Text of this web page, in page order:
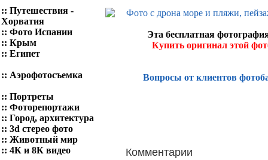
:: Путешествия -
Хорватия
:: Фото Испании
:: Крым
:: Египет
:: Аэрофотосъемка
:: Портреты
:: Фоторепортажи
:: Город, архитектура
:: 3d стерео фото
:: Животный мир
:: 4К и 8К видео
Эта бесплатная
Купить оригинал этой
Вопросы от клиентов
Комментарии